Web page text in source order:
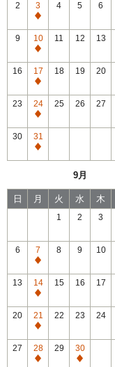
2
3
通
常
休
館
4 5 6
9
10
通
常
休
館
11 12 13
16
17
通
常
休
館
18 19 20
23
24
通
常
休
館
25 26 27
30
31
通
館
9月
日 月 火 水 木
1 2 3
6
7
通
常
休
館
8 9 10
13
14
通
常
休
館
15 16 17
20
21
通
常
休
22 23 24
27
28
通
29
30
通